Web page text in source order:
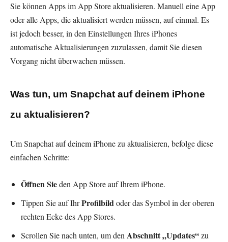
Sie können Apps im App Store aktualisieren. Manuell eine App
oder alle Apps, die aktualisiert werden müssen, auf einmal. Es
ist jedoch besser, in den Einstellungen Ihres iPhones
automatische Aktualisierungen zuzulassen, damit Sie diesen
Vorgang nicht überwachen müssen.
Was tun, um Snapchat auf deinem iPhone
zu aktualisieren?
Um Snapchat auf deinem iPhone zu aktualisieren, befolge diese
einfachen Schritte:
Öffnen Sieden App Store auf Ihrem iPhone.
Tippen Sie auf IhrProfilbildoder das Symbol in der oberen
rechten Ecke des App Stores.
Scrollen Sie nach unten, um denAbschnitt „Updates“zu